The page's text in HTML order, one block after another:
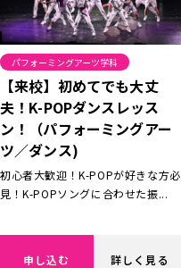
パフォーミングアーツ学科
【来校】初めてでも大丈
夫！K-POPダンスレッス
ン！（パフォーミングアー
ツ／ダンス)
初心者大歓迎！K-POPが好きな方必
見！K-POPソングに合わせた振...
申し込む 詳しく見る